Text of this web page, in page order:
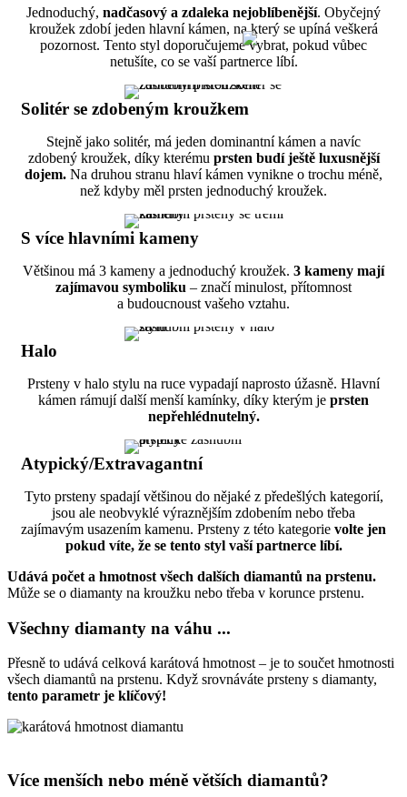
Jednoduchý, nadčasový a zdaleka nejoblíbenější. Obyčejný
kroužek zdobí jeden hlavní kámen, na který se upíná veškerá
pozornost. Tento styl doporučujeme vybrat, pokud vůbec
netušíte, co se vaší partnerce líbí.
Solitér se zdobeným kroužkem
Stejně jako solitér, má jeden dominantní kámen a navíc
zdobený kroužek, díky kterému prsten budí ještě luxusnější
dojem. Na druhou stranu hlaví kámen vynikne o trochu méně,
než kdyby měl prsten jednoduchý kroužek.
S více hlavními kameny
Většinou má 3 kameny a jednoduchý kroužek. 3 kameny mají
zajímavou symboliku – značí minulost, přítomnost
a budoucnoust vašeho vztahu.
Halo
Prsteny v halo stylu na ruce vypadají naprosto úžasně. Hlavní
kámen rámují další menší kamínky, díky kterým je prsten
nepřehlédnutelný.
Atypický/Extravagantní
Tyto prsteny spadají většinou do nějaké z předešlých kategorií,
jsou ale neobvyklé výraznějším zdobením nebo třeba
zajímavým usazením kamenu. Prsteny z této kategorie volte jen
pokud víte, že se tento styl vaší partnerce líbí.
Udává počet a hmotnost všech dalších diamantů na prstenu.
Může se o diamanty na kroužku nebo třeba v korunce prstenu.
Všechny diamanty na váhu ...
Přesně to udává celková karátová hmotnost – je to součet hmotnosti
všech diamantů na prstenu. Když srovnáváte prsteny s diamanty,
tento parametr je klíčový!
Více menších nebo méně větších diamantů?